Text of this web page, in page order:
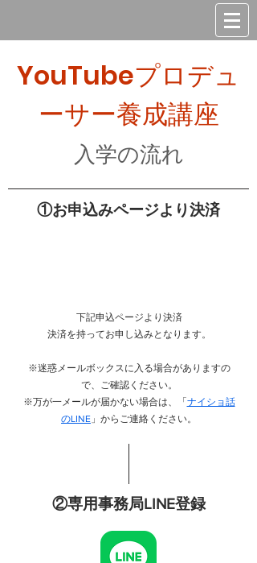
YouTubeプロデュ
ーサー養成講座
入学の流れ
①お申込みページより決済
下記申込ページより決済
​決済を持ってお申し込みとなります。
※迷惑メールボックスに入る場合がありますの
で、ご確認ください。
※万が一メールが届かない場合は、
「 ナイショ話
のLINE 」からご連絡ください。
②専用事務局LINE登録